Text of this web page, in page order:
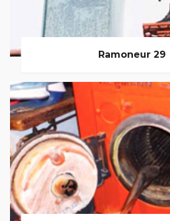
Ramoneur 29